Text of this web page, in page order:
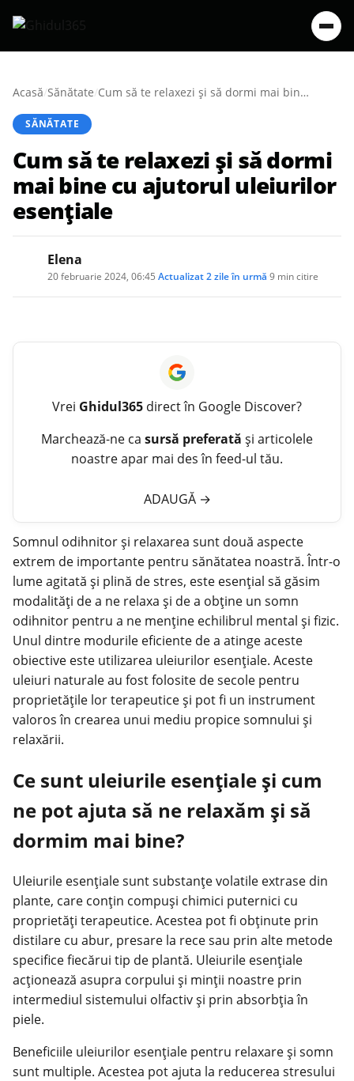
Acasă/Sănătate/ Cum să te relaxezi și să dormi mai bine cu ajutorul uleiurilor esențiale
SĂNĂTATE
Cum să te relaxezi și să dormi
mai bine cu ajutorul uleiurilor
esențiale
Elena
20 februarie 2024, 06:45 Actualizat2 zile în urmă 9 min citire
Vrei Ghidul365 direct în Google Discover?
Marchează-ne ca sursă preferată și articolele
noastre apar mai des în feed-ul tău.
ADAUGĂ →
Somnul odihnitor și relaxarea sunt două aspecte
extrem de importante pentru sănătatea noastră. Într-o
lume agitată și plină de stres, este esențial să găsim
modalități de a ne relaxa și de a obține un somn
odihnitor pentru a ne menține echilibrul mental și fizic.
Unul dintre modurile eficiente de a atinge aceste
obiective este utilizarea uleiurilor esențiale. Aceste
uleiuri naturale au fost folosite de secole pentru
proprietățile lor terapeutice și pot fi un instrument
valoros în crearea unui mediu propice somnului și
relaxării.
Ce sunt uleiurile esențiale și cum
ne pot ajuta să ne relaxăm și să
dormim mai bine?
Uleiurile esențiale sunt substanțe volatile extrase din
plante, care conțin compuși chimici puternici cu
proprietăți terapeutice. Acestea pot fi obținute prin
distilare cu abur, presare la rece sau prin alte metode
specifice fiecărui tip de plantă. Uleiurile esențiale
acționează asupra corpului și minții noastre prin
intermediul sistemului olfactiv și prin absorbția în
piele.
Beneficiile uleiurilor esențiale pentru relaxare și somn
sunt multiple. Acestea pot ajuta la reducerea stresului